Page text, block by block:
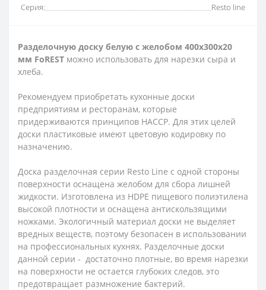
Серия:
Resto line
Разделочную доску белую с желобом 400х300х20
мм FoREST можно использовать для нарезки сыра и
хлеба.
Рекомендуем приобретать кухонные доски
предприятиям и ресторанам, которые
придерживаются принципов HACCP. Для этих целей
доски пластиковые имеют цветовую кодировку по
назначению.
Доска разделочная серии Resto Line с одной стороны
поверхности оснащена желобом для сбора лишней
жидкости. Изготовлена ​​из HDPE пищевого полиэтилена
высокой плотности и оснащена антискользящими
ножками. Экологичный материал доски не выделяет
вредных веществ, поэтому безопасен в использовании
на профессиональных кухнях. Разделочные доски
данной серии - достаточно плотные, во время нарезки
на поверхности не остается глубоких следов, это
предотвращает размножение бактерий.